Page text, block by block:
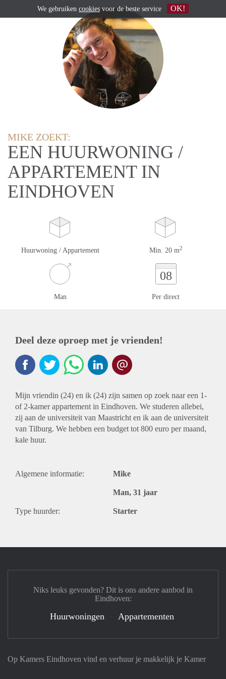
MIKE ZOEKT:
EEN HUURWONING /
APPARTEMENT IN
EINDHOVEN
Huurwoning / Appartement Min. 20 m2
Man
08
Per direct
Deel deze oproep met je vrienden!
Mijn vriendin (24) en ik (24) zijn samen op zoek naar een 1-
of 2-kamer appartement in Eindhoven. We studeren allebei,
zij aan de universiteit van Maastricht en ik aan de universiteit
van Tilburg. We hebben een budget tot 800 euro per maand,
kale huur.
Algemene informatie: Mike
Man, 31 jaar
Type huurder: Starter
Op Kamers Eindhoven vind en verhuur je makkelijk je Kamer
Niks leuks gevonden? Dit is ons andere aanbod in
Eindhoven:
Huurwoningen Appartementen
We gebruiken cookies voor de beste service OK!